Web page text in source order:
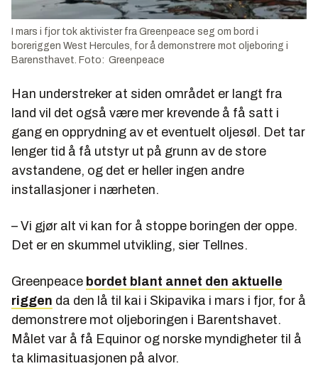
I mars i fjor tok aktivister fra Greenpeace seg om bord i
boreriggen West Hercules, for å demonstrere mot oljeboring i
Barensthavet. Foto: Greenpeace
Han understreker at siden området er langt fra
land vil det også være mer krevende å få satt i
gang en opprydning av et eventuelt oljesøl. Det tar
lenger tid å få utstyr ut på grunn av de store
avstandene, og det er heller ingen andre
installasjoner i nærheten.
– Vi gjør alt vi kan for å stoppe boringen der oppe.
Det er en skummel utvikling, sier Tellnes.
Greenpeace bordet blant annet den aktuelle
riggen da den lå til kai i Skipavika i mars i fjor, for å
demonstrere mot oljeboringen i Barentshavet.
Målet var å få Equinor og norske myndigheter til å
ta klimasituasjonen på alvor.